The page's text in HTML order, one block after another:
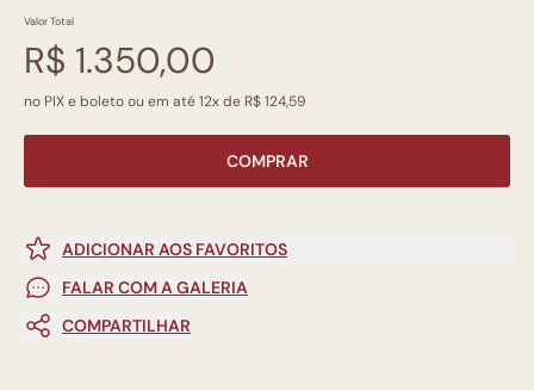
Valor Total
R$ 1.350,00
no PIX e boleto ou em até 12x de R$ 124,59
COMPRAR
ADICIONAR AOS FAVORITOS
FALAR COM A GALERIA
COMPARTILHAR